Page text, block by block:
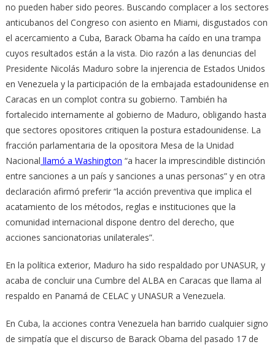
no pueden haber sido peores. Buscando complacer a los sectores
anticubanos del Congreso con asiento en Miami, disgustados con
el acercamiento a Cuba, Barack Obama ha caído en una trampa
cuyos resultados están a la vista. Dio razón a las denuncias del
Presidente Nicolás Maduro sobre la injerencia de Estados Unidos
en Venezuela y la participación de la embajada estadounidense en
Caracas en un complot contra su gobierno. También ha
fortalecido internamente al gobierno de Maduro, obligando hasta
que sectores opositores critiquen la postura estadounidense. La
fracción parlamentaria de la opositora Mesa de la Unidad
Nacional llamó a Washington “a hacer la imprescindible distinción
entre sanciones a un país y sanciones a unas personas” y en otra
declaración afirmó preferir “la acción preventiva que implica el
acatamiento de los métodos, reglas e instituciones que la
comunidad internacional dispone dentro del derecho, que
acciones sancionatorias unilaterales”.
En la política exterior, Maduro ha sido respaldado por UNASUR, y
acaba de concluir una Cumbre del ALBA en Caracas que llama al
respaldo en Panamá de CELAC y UNASUR a Venezuela.
En Cuba, la acciones contra Venezuela han barrido cualquier signo
de simpatía que el discurso de Barack Obama del pasado 17 de